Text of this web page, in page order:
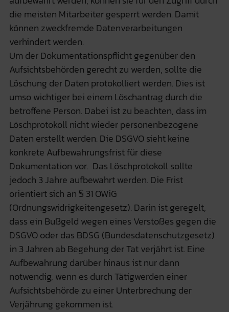
die meisten Mitarbeiter gesperrt werden. Damit
können zweckfremde Datenverarbeitungen
verhindert werden.
Um der Dokumentationspflicht gegenüber den
Aufsichtsbehörden gerecht zu werden, sollte die
Löschung der Daten protokolliert werden. Dies ist
umso wichtiger bei einem Löschantrag durch die
betroffene Person. Dabei ist zu beachten, dass im
Löschprotokoll nicht wieder personenbezogene
Daten erstellt werden. Die DSGVO sieht keine
konkrete Aufbewahrungsfrist für diese
Dokumentation vor. Das Löschprotokoll sollte
jedoch 3 Jahre aufbewahrt werden. Die Frist
orientiert sich an § 31 OWiG
(Ordnungswidrigkeitengesetz). Darin ist geregelt,
dass ein Bußgeld wegen eines Verstoßes gegen die
DSGVO oder das BDSG (Bundesdatenschutzgesetz)
in 3 Jahren ab Begehung der Tat verjährt ist. Eine
Aufbewahrung darüber hinaus ist nur dann
notwendig, wenn es durch Tätigwerden einer
Aufsichtsbehörde zu einer Unterbrechung der
Verjährung gekommen ist.